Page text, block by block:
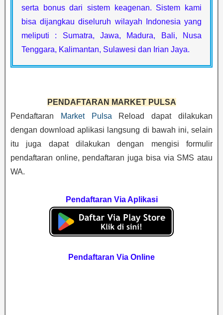
serta bonus dari sistem keagenan. Sistem kami
bisa dijangkau diseluruh wilayah Indonesia yang
meliputi : Sumatra, Jawa, Madura, Bali, Nusa
Tenggara, Kalimantan, Sulawesi dan Irian Jaya.
PENDAFTARAN MARKET PULSA
Pendaftaran
Market Pulsa Reload dapat dilakukan
dengan download aplikasi langsung di bawah ini, selain
itu juga dapat dilakukan dengan mengisi formulir
pendaftaran online, pendaftaran juga bisa via SMS atau
WA.
Pendaftaran Via Aplikasi
Pendaftaran Via Online